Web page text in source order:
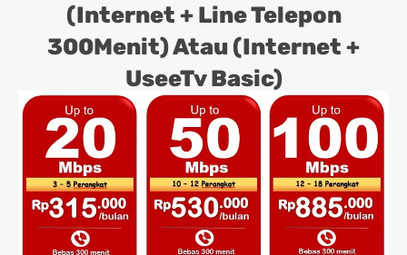
(Internet + Line Telepon
300Menit) Atau (Internet +
UseeTv Basic)